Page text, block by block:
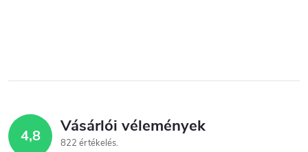
4,8 Vásárlói vélemények
822 értékelés